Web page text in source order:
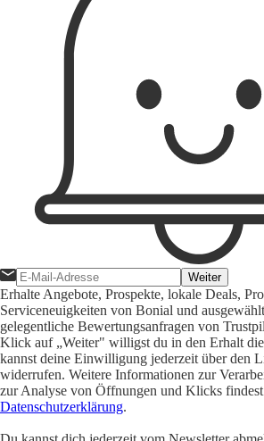
Weiter
Erhalte Angebote, Prospekte, lokale Deals,
Serviceneuigkeiten von Bonial und
gelegentliche Bewertungsanfragen von
Klick auf „Weiter" willigst du in den Erhalt
kannst deine Einwilligung jederzeit über den
widerrufen. Weitere Informationen zur
zur Analyse von Öffnungen und Klicks
Datenschutzerklärung.